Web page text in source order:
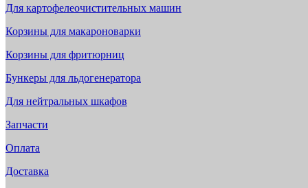
Для картофелеочистительных машин
Корзины для макароноварки
Корзины для фритюрниц
Бункеры для льдогенератора
Для нейтральных шкафов
Запчасти
Оплата
Доставка